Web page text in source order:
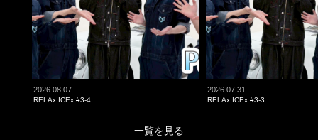
2026.08.07
RELAx ICEx #3-4
2026.07.31
RELAx ICEx #3-3
一覧を見る